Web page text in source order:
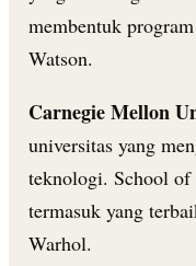
membentuk
Watson.
Carnegie Mellon
universitas yang
teknologi. School
termasuk yang
Warhol.